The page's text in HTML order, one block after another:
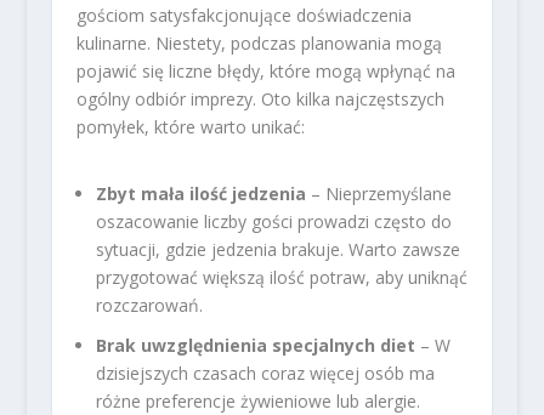
gościom satysfakcjonujące doświadczenia
kulinarne. Niestety, podczas planowania mogą
pojawić się liczne błędy, które mogą wpłynąć na
ogólny odbiór imprezy. Oto kilka najczęstszych
pomyłek, które warto unikać:
Zbyt mała ilość jedzenia – Nieprzemyślane
oszacowanie liczby gości prowadzi często do
sytuacji, gdzie jedzenia brakuje. Warto zawsze
przygotować większą ilość potraw, aby uniknąć
rozczarowań.
Brak uwzględnienia specjalnych diet – W
dzisiejszych czasach coraz więcej osób ma
różne preferencje żywieniowe lub alergie.